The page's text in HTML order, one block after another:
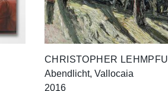
CHRISTOPHER
Abendlicht, Vallocaia
2016